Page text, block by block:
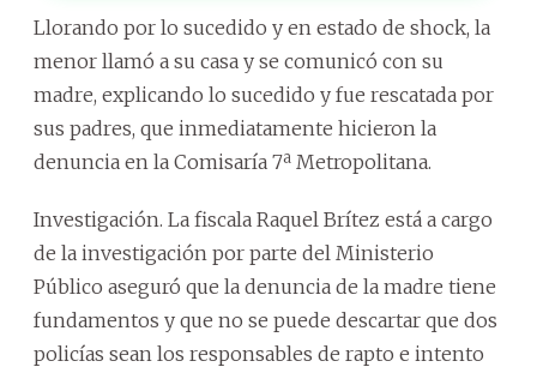
Llorando por lo sucedido y en estado de shock, la
menor llamó a su casa y se comunicó con su
madre, explicando lo sucedido y fue rescatada por
sus padres, que inmediatamente hicieron la
denuncia en la Comisaría 7ª Metropolitana.
Investigación. La fiscala Raquel Brítez está a cargo
de la investigación por parte del Ministerio
Público aseguró que la denuncia de la madre tiene
fundamentos y que no se puede descartar que dos
policías sean los responsables de rapto e intento